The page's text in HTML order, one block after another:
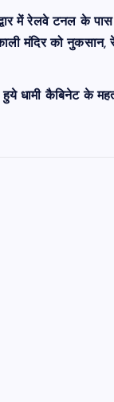
में रेलवे टनल के पास
मंदिर को नुकसान,
धामी कैबिनेट के